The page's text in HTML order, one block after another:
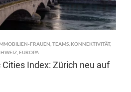
FRAUEN TEAMS KONNEKTIVITÄT,
EUROPA
Index: Zürich neu auf